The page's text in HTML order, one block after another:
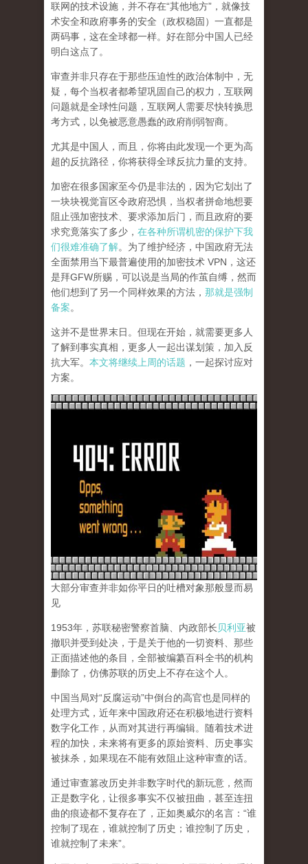
联网的技术设施，并不存在“其他地方”，就像技
术安全和政府事务的安全（政权稳固）一直都是
两码事，这在全球都一样。好在部分中国人已经
明白这点了。
审查并非只存在于那些压迫性的政治体制中，无
疑，每个当权者都希望巩固自己的权力，互联网
问题就是全球性问题，互联网人需要尽快转换思
考方式，以免被恶意愚蠢的政府削弱智商。
尤其是中国人，而且，你将由此发现一个更为高
超的反抗路径，你将获得全球反抗力量的支持。
加密在很多国家至今仍是非法的，因为它划出了
一块块视觉盲区令政府恐惧，当权者拼命地想要
阻止强加密技术、要求添加后门，而且政府的要
求究竟落实了多少， 在各种所谓机密的保护下我
们很难准确了解。为了维护经济，中国政府无法
全面禁用当下最普遍使用的加密技术 VPN，这还
是拜GFW所赐，可以说是当局的作茧自缚，然而
他们想到了另一个同样效果的方法， 那就是强制
备案。
这并不是世界末日。但现在开始，就需要更多人
了解到事实真相，更多人一起出谋划策，加入反
抗大军。 本文将继续上周的话题 ，一起探讨应对
方案。
大部分审查并非如你平日的吐槽对象那般显而易
见
1953年，苏联秘密警察首脑、内政部长贝利亚被
撤职并受到处决，于是关于他的一切资料、那些
正面描述他的条目，全部被编纂百科全书的机构
删除了，仿佛苏联的历史上不存在这个人。
中国当局对“反腐运动”中倒台的高官也是同样的
处理方式，近年来中国政府还在积极地进行资料
数字化工作，从而对其进行再编辑。随着技术进
程的加快，未来将有更多的原始资料、历史事实
被抹杀，如果现在不能有效阻止这种审查的话。
通过审查篡改历史并非数字时代的新玩意，然而
正是数字化，让很多事实不仅被扭曲，甚至连扭
曲的痕迹都不复存在了，正如奥威尔的名言：“谁
控制了现在，谁就控制了历史；谁控制了历史，
谁就控制了未来”。